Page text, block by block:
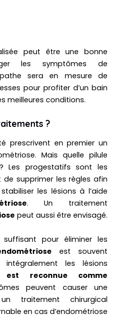
peut être une bonne
les symptômes de
sera en mesure de
pour profiter d’un bain
meilleures conditions.
?
prescrivent en premier un
Mais quelle pilule
? Les progestatifs sont les
de supprimer les règles afin
les lésions à l’aide
. Un traitement
peut aussi être envisagé.
pour éliminer les
est souvent
les lésions
est reconnue comme
peuvent causer une
traitement chirurgical
en cas d’endométriose